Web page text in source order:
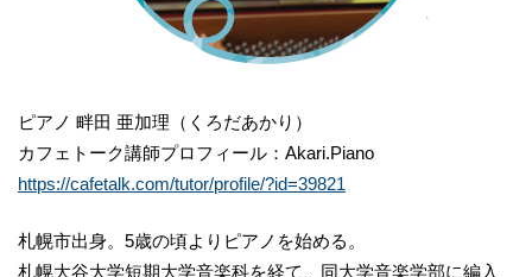
ピアノ 畔田 亜加理（くろだあかり）
カフェトーク講師プロフィール：Akari.Piano
https://cafetalk.com/tutor/profile/?id=39821
札幌市出身。5歳の頃よりピアノを始める。
札幌大谷大学短期大学音楽科を経て、同大学音楽学部に編入